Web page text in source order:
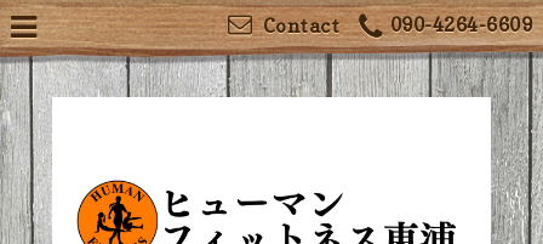
090-4264-6609
Contact